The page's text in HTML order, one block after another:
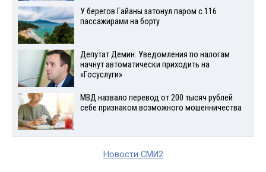
У берегов Гайаны затонул паром с 116
пассажирами на борту
Депутат Демин: Уведомления по налогам
начнут автоматически приходить на
«Госуслуги»
МВД назвало перевод от 200 тысяч рублей
себе признаком возможного мошенничества
Новости СМИ2